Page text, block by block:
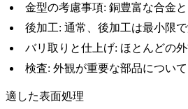
金型の考慮事項: 銅豊富な合金
後加工: 通常、 後加工は最小限
バリ取りと仕上げ: ほとんどの
検査: 外観が重要な部品につい
適した表面処理